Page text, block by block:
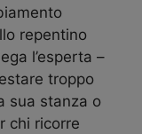
repentino
l’esperta –
troppo
sua stanza o
chi ricorre